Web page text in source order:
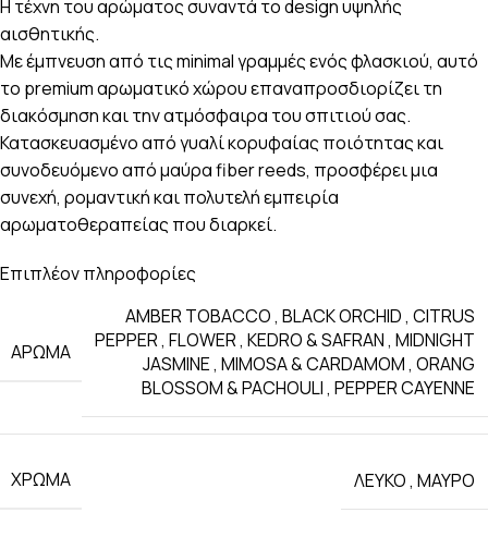
Η τέχνη του αρώματος συναντά το design υψηλής
αισθητικής.
Με έμπνευση από τις minimal γραμμές ενός φλασκιού, αυτό
το premium αρωματικό χώρου επαναπροσδιορίζει τη
διακόσμηση και την ατμόσφαιρα του σπιτιού σας.
Κατασκευασμένο από γυαλί κορυφαίας ποιότητας και
συνοδευόμενο από μαύρα fiber reeds, προσφέρει μια
συνεχή, ρομαντική και πολυτελή εμπειρία
αρωματοθεραπείας που διαρκεί.
Επιπλέον πληροφορίες
ΑΡΩΜΑ
AMBER TOBACCO, BLACK ORCHID, CITRUS
PEPPER, FLOWER, KEDRO & SAFRAN, MIDNIGHT
JASMINE, MIMOSA & CARDAMOM, ORANG
BLOSSOM & PACHOULI, PEPPER CAYENNE
ΧΡΩΜΑ ΛΕΥΚΟ, ΜΑΥΡΟ